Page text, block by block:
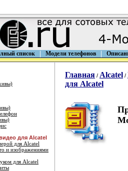
список Модели телефонов
для Alcatel
для Alcatel
и изображениями
для Alcatel
Главная / Alcatel /
для Alcatel